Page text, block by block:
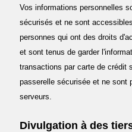
Vos informations personnelles
sécurisés et ne sont
personnes qui ont des droits
et sont tenus de garder
transactions par carte de crédit
passerelle sécurisée et ne sont
serveurs.
Divulgation à des